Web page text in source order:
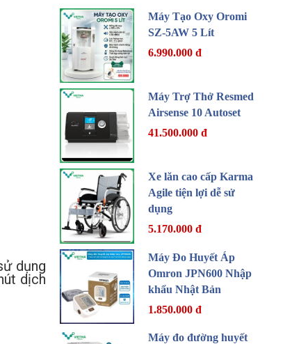
dụng
dịch
Máy Tạo Oxy Oromi
SZ-5AW 5 Lít
6.990.000 đ
Máy Trợ Thở Resmed
Airsense 10 Autoset
41.500.000 đ
Xe lăn cao cấp Karma
Agile tiện lợi dễ sử
dụng
5.170.000 đ
Máy Đo Huyết Áp
Omron JPN600 Nhập
khẩu Nhật Bản
1.850.000 đ
Máy đo đường huyết